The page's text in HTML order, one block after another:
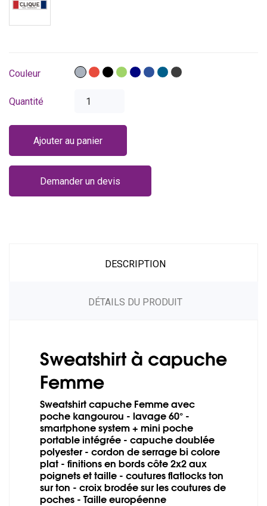
Couleur GrisRouge
NoirVertBleuBleuBleuGris
Quantité
Ajouter au panier
Demander un devis
DESCRIPTION
DÉTAILS DU PRODUIT
Sweatshirt à capuche
Femme
Sweatshirt capuche Femme avec
poche kangourou - lavage 60° -
smartphone system + mini poche
portable intégrée - capuche doublée
polyester - cordon de serrage bi colore
plat - finitions en bords côte 2x2 aux
poignets et taille - coutures flatlocks ton
sur ton - croix brodée sur les coutures de
poches - Taille européenne